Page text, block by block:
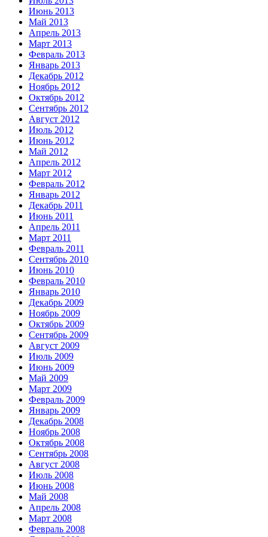
Июнь 2013
Май 2013
Апрель 2013
Март 2013
Февраль 2013
Январь 2013
Декабрь 2012
Ноябрь 2012
Октябрь 2012
Сентябрь 2012
Август 2012
Июль 2012
Июнь 2012
Май 2012
Апрель 2012
Март 2012
Февраль 2012
Январь 2012
Декабрь 2011
Июнь 2011
Апрель 2011
Март 2011
Февраль 2011
Сентябрь 2010
Июнь 2010
Февраль 2010
Январь 2010
Декабрь 2009
Ноябрь 2009
Октябрь 2009
Сентябрь 2009
Август 2009
Июль 2009
Июнь 2009
Май 2009
Март 2009
Февраль 2009
Январь 2009
Декабрь 2008
Ноябрь 2008
Октябрь 2008
Сентябрь 2008
Август 2008
Июль 2008
Июнь 2008
Май 2008
Апрель 2008
Март 2008
Февраль 2008